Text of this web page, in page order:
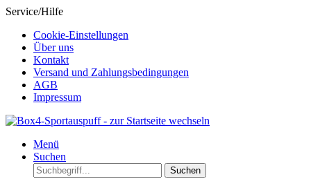
Service/Hilfe
Cookie-Einstellungen
Über uns
Kontakt
Versand und Zahlungsbedingungen
AGB
Impressum
Menü
Suchen
Suchen